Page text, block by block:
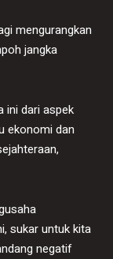
mengurangkan
jangka
ini dari aspek
ekonomi dan
sukar untuk kita
negatif